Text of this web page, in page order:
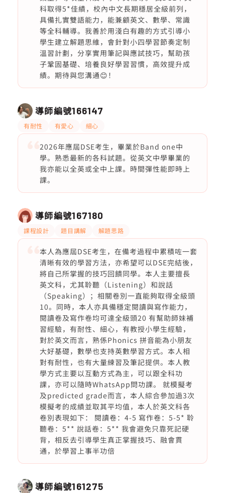
科取得5*佳績，校內中文長期穩居全級前列，
具備扎實雙語能力，能兼顧英文、數學、常識
等全科輔導。我善於用淺白有趣的方式引導小
學生建立解題思維，會針對小四學習節奏定制
溫習計劃，分享實用筆記與應試技巧，幫助孩
子鞏固基礎、培養良好學習習慣，高效提升成
績。期待與您溝通😊！
導師編號166147
有耐性 有愛心 細心
2026年應屆DSE考生，畢業於Band one中
學。熟悉最新的各科試題。從英文中學畢業的
我亦能以全英或全中上課。時間彈性能即時上
課。
導師編號167180
課程設計 題目講解 解題思路
本人為應屆DSE考生，在備考過程中累積咗一套
清晰有效的學習方法，亦希望可以DSE完結後，
將自己所掌握的技巧回饋同學。本人主要擅長
英文科，尤其聆聽（Listening）和說話
（Speaking）；相關卷別一直能夠取得全級頭
10。同時，本人亦具備穩定閱讀與寫作能力，
閱讀卷及寫作卷均可達全級頭20 有幫助師妹補
習經驗，有耐性、細心，有教授小學生經驗，
對於英文而言，熟係Phonics 拼音能為小朋友
大好基礎，數學也支持英數學習方式。本人相
對有耐性，也有大量練習及筆記提供。本人教
學方式主要以互動方式為主，可以跟全科功
課，亦可以隨時WhatsApp問功課。 就模擬考
及predicted grade而言，本人綜合參加過3次
模擬考的成績並取其平均值，本人於英文科各
卷別表現如下： 閱讀卷：4-5 寫作卷：5-5* 聆
聽卷：5** 說話卷：5** 我會避免只靠死記硬
背，相反去引導學生真正掌握技巧、融會貫
通，於學習上事半功倍
導師編號161275